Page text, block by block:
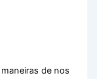
de nos